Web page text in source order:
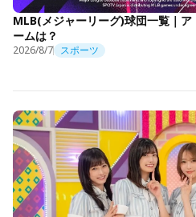
MLB(メジャーリーグ)球団一覧｜
ームは？
2026/8/7 スポーツ